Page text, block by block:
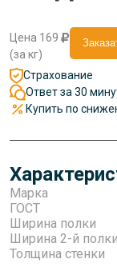
Цена 169
(за кг)
Страхование
Ответ за 30
Купить по
Марка
ГОСТ
Ширина полки
Ширина 2-й полки
Толщина стенки